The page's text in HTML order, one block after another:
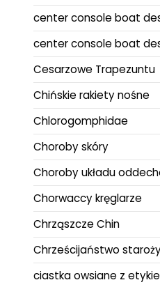
center console boat
center console boat
Cesarzowe Trapezuntu
Chińskie rakiety nośne
Chlorogomphidae
Choroby skóry
Choroby układu
Chorwaccy kręglarze
Chrząszcze Chin
Chrześcijaństwo
ciastka owsiane z